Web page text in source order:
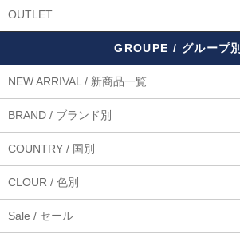
OUTLET
GROUPE / グループ別
NEW ARRIVAL / 新商品一覧
BRAND / ブランド別
COUNTRY / 国別
CLOUR / 色別
Sale / セール